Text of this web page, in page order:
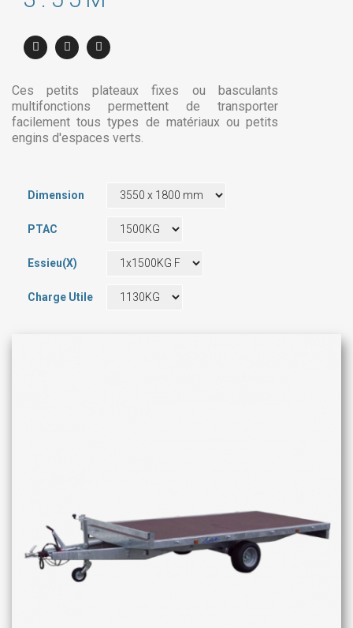
Ces petits plateaux fixes ou basculants
multifonctions permettent de transporter
facilement tous types de matériaux ou petits
engins d'espaces verts.
Dimension
PTAC
Essieu(x)
Charge Utile